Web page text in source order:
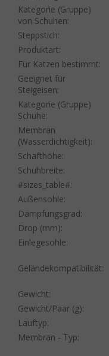
Kategorie (Gruppe)
von Schuhen:
Steppstich:
Produktart:
Für Katzen bestimmt:
Geeignet für
Steigeisen:
Kategorie (Gruppe)
Schuhe:
Membran
(Wasserdichtigkeit):
Schafthöhe:
Schuhbreite:
#sizes_table#:
Außensohle:
Dämpfungsgrad:
Drop (mm):
Einlegesohle:
Geländekompatibilität:
Gewicht:
Gewicht/Paar (g):
Lauftyp:
Membran - Typ: